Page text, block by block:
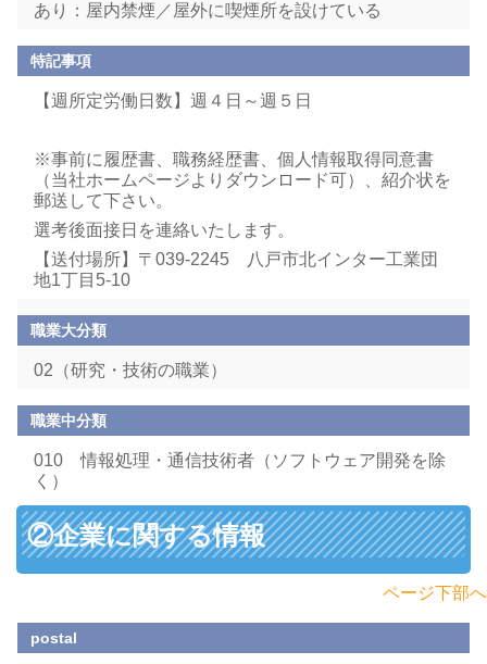
あり：屋内禁煙／屋外に喫煙所を設けている
特記事項
【週所定労働日数】週４日～週５日
※事前に履歴書、職務経歴書、個人情報取得同意書
（当社ホームページよりダウンロード可）、紹介状を
郵送して下さい。
選考後面接日を連絡いたします。
【送付場所】〒039-2245 八戸市北インター工業団
地1丁目5-10
職業大分類
02（研究・技術の職業）
職業中分類
010 情報処理・通信技術者（ソフトウェア開発を除
く）
②企業に関する情報
ページ下部へ
postal